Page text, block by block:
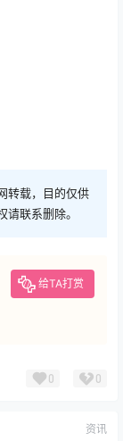
转载，目的仅供
联系删除。
给TA打赏
0 0
资讯